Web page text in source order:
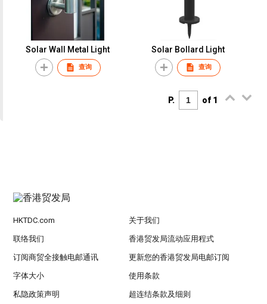
Solar Wall Metal Light
查询
Solar Bollard Light
查询
P. of 1
HKTDC.com 关于我们
联络我们 香港贸发局流动应用程式
订阅商贸全接触电邮通讯 更新您的香港贸发局电邮订阅
字体大小 使用条款
私隐政策声明 超连结条款及细则